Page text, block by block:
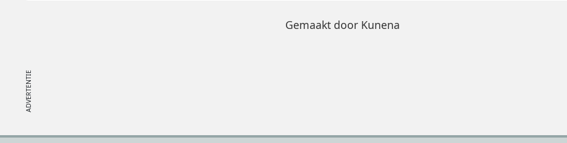
Gemaakt door Kunena